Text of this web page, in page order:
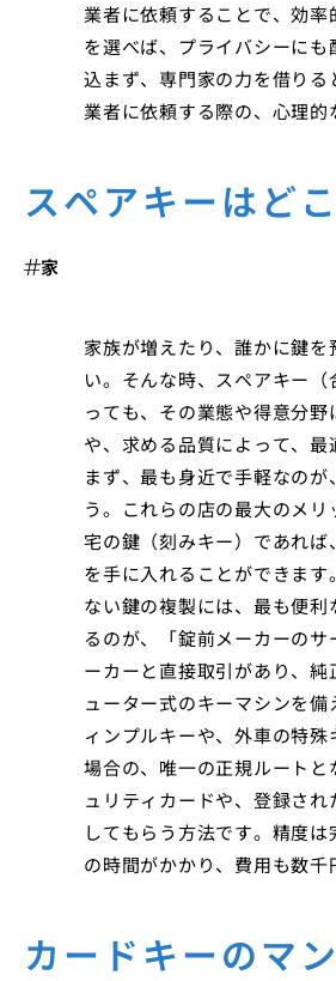
業者に依頼することで、効
を選べば、プライバシーに
込まず、専門家の力を借り
業者に依頼する際の、心理
スペアキーはど
家
家族が増えたり、誰かに鍵
い。そんな時、スペアキー
っても、その業態や得意分
や、求める品質によって、
まず、最も身近で手軽なの
う。これらの店の最大のメ
宅の鍵（刻みキー）であれ
を手に入れることができま
ない鍵の複製には、最も便
るのが、「錠前メーカーの
ーカーと直接取引があり、
ューター式のキーマシンを
ィンプルキーや、外車の特
場合の、唯一の正規ルート
ュリティカードや、登録さ
してもらう方法です。精度
の時間がかかり、費用も数千
カードキーのマ